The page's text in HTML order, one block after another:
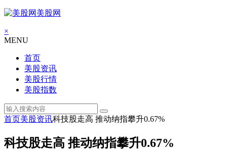
美股网
×
MENU
首页
美股资讯
美股行情
美股指数
首页美股资讯科技股走高 推动纳指攀升0.67%
科技股走高 推动纳指攀升0.67%